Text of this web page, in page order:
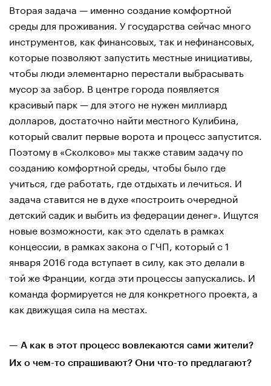
Вторая задача — именно создание комфортной
среды для проживания. У государства сейчас много
инструментов, как финансовых, так и нефинансовых,
которые позволяют запустить местные инициативы,
чтобы люди элементарно перестали выбрасывать
мусор за забор. В центре города появляется
красивый парк — для этого не нужен миллиард
долларов, достаточно найти местного Кулибина,
который свалит первые ворота и процесс запустится.
Поэтому в «Сколково» мы также ставим задачу по
созданию комфортной среды, чтобы было где
учиться, где работать, где отдыхать и лечиться. И
задача ставится не в духе «построить очередной
детский садик и выбить из федерации денег». Ищутся
новые возможности, как это сделать в рамках
концессии, в рамках закона о ГЧП, который с 1
января 2016 года вступает в силу, как это делали в
той же Франции, когда эти процессы запускались. И
команда формируется не для конкретного проекта, а
как движущая сила на местах.
— А как в этот процесс вовлекаются сами жители?
Их о чем-то спрашивают? Они что-то предлагают?